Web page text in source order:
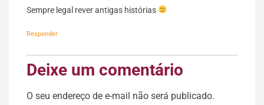
Sempre legal rever antigas histórias
Responder
Deixe um comentário
O seu endereço de e-mail não será publicado.